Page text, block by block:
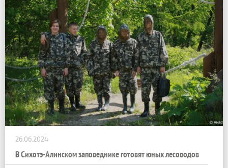
26.06.2024
В Сихотэ-Алинском заповеднике готовят юных лесоводов